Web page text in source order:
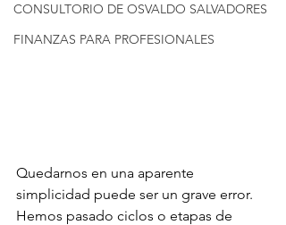
CONSULTORIO DE OSVALDO SALVADORES
FINANZAS PARA PROFESIONALES
Quedarnos en una aparente
simplicidad puede ser un grave error.
Hemos pasado ciclos o etapas de